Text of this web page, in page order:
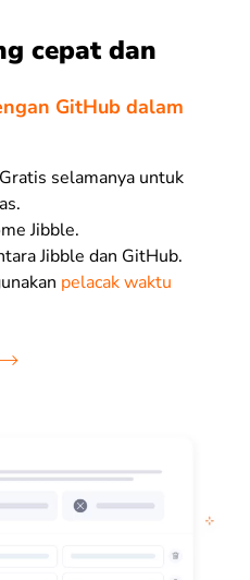
cepat dan
GitHub dalam
selamanya untuk
Jibble.
Jibble dan GitHub.
pelacak waktu